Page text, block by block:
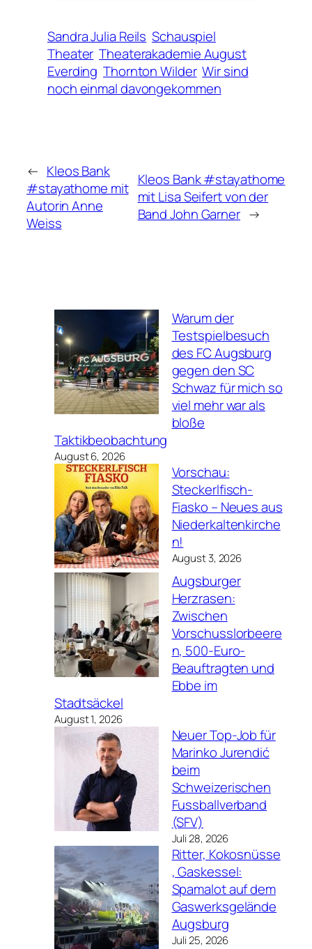
Sandra Julia Reils Schauspiel
Theater Theaterakademie August
Everding Thornton Wilder Wir sind
noch einmal davongekommen
← Kleos Bank
#stayathome mit
Autorin Anne
Weiss
Kleos Bank #stayathome
mit Lisa Seifert von der
Band John Garner →
Warum der
Testspielbesuch
des FC Augsburg
gegen den SC
Schwaz für mich so
viel mehr war als
bloße
Taktikbeobachtung
August 6, 2026
Vorschau:
Steckerlfisch-
Fiasko – Neues aus
Niederkaltenkirche
n!
August 3, 2026
Augsburger
Herzrasen:
Zwischen
Vorschusslorbeere
n, 500-Euro-
Beauftragten und
Ebbe im
Stadtsäckel
August 1, 2026
Neuer Top-Job für
Marinko Jurendić
beim
Schweizerischen
Fussballverband
(SFV)
Juli 28, 2026
Ritter, Kokosnüsse
, Gaskessel:
Spamalot auf dem
Gaswerksgelände
Augsburg
Juli 25, 2026